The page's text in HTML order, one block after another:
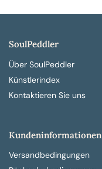
SoulPeddler
Über SoulPeddler
Künstlerindex
Kontaktieren Sie uns
Kundeninformationen
Versandbedingungen